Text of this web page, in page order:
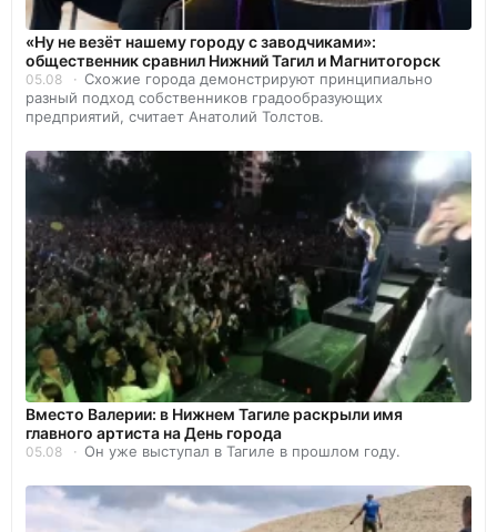
«Ну не везёт нашему городу с заводчиками»:
общественник сравнил Нижний Тагил и Магнитогорск
05.08
Схожие города демонстрируют принципиально
разный подход собственников градообразующих
предприятий, считает Анатолий Толстов.
Вместо Валерии: в Нижнем Тагиле раскрыли имя
главного артиста на День города
05.08 Он уже выступал в Тагиле в прошлом году.